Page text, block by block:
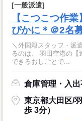
[一般派遣]
【こつこつ作
ぴかに＊＠2名
＼外国籍スタッフ・派
るのは、 羽田空港の
できるおしごとで...
倉庫管理・入出
東京都大田区/
歩 3分）